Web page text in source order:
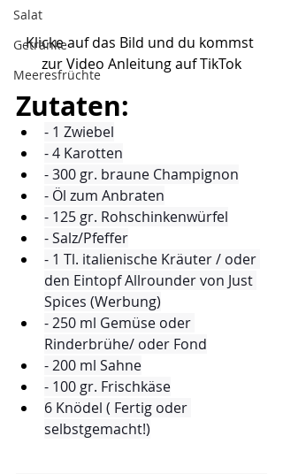
Salat
Getränke
Meeresfrüchte
Klicke auf das Bild und du kommst
zur Video Anleitung auf TikTok
Zutaten:
- 1 Zwiebel
- 4 Karotten
- 300 gr. braune Champignon
- Öl zum Anbraten
- 125 gr. Rohschinkenwürfel
- Salz/Pfeffer
- 1 Tl. italienische Kräuter / oder
den Eintopf Allrounder von Just
Spices (Werbung)
- 250 ml Gemüse oder
Rinderbrühe/ oder Fond
- 200 ml Sahne
- 100 gr. Frischkäse
6 Knödel ( Fertig oder
selbstgemacht!)